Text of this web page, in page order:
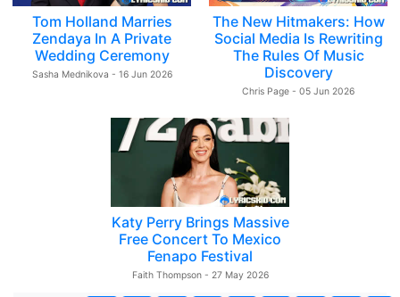
Tom Holland Marries
Zendaya In A Private
Wedding Ceremony
Sasha Mednikova - 16 Jun 2026
The New Hitmakers: How
Social Media Is Rewriting
The Rules Of Music
Discovery
Chris Page - 05 Jun 2026
Katy Perry Brings Massive
Free Concert To Mexico
Fenapo Festival
Faith Thompson - 27 May 2026